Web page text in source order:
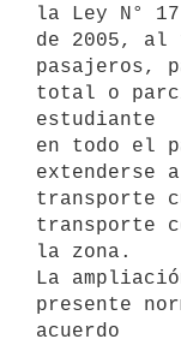
la Ley N°
de 2005, al
pasajeros,
total o
estudiante
en todo el
extenderse
transporte
transporte
la zona.
La
presente
acuerdo